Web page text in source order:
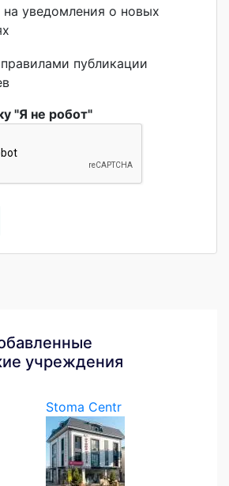
на уведомления о новых
публикации
"Я не робот"
учреждения
Stoma Centr